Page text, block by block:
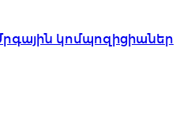
կոմպոզիցիաներ